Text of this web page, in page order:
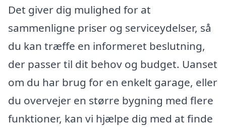
Det giver dig mulighed for at
sammenligne priser og serviceydelser, så
du kan træffe en informeret beslutning,
der passer til dit behov og budget. Uanset
om du har brug for en enkelt garage, eller
du overvejer en større bygning med flere
funktioner, kan vi hjælpe dig med at finde